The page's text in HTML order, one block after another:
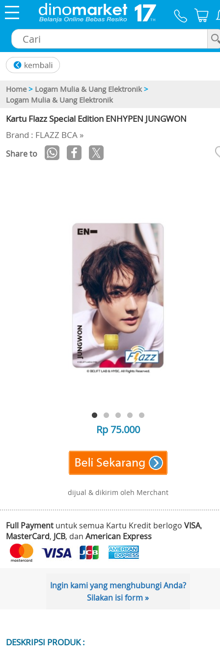
Home > Logam Mulia & Uang Elektronik >
Logam Mulia & Uang Elektronik
Kartu Flazz Special Edition ENHYPEN JUNGWON
Brand : FLAZZ BCA »
Share to
Rp 75.000
dijual & dikirim oleh Merchant
Full Payment untuk semua Kartu Kredit berlogo VISA,
MasterCard, JCB, dan American Express
Ingin kami yang menghubungi Anda?
Silakan isi form »
DESKRIPSI PRODUK :